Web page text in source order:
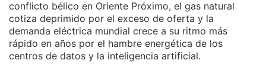
conflicto bélico en Oriente Próximo, el gas natural
cotiza deprimido por el exceso de oferta y la
demanda eléctrica mundial crece a su ritmo más
rápido en años por el hambre energética de los
centros de datos y la inteligencia artificial.